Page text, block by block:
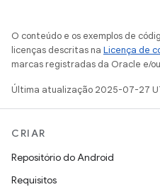
O conteúdo e os exemplos de
licenças descritas na Licença de
marcas registradas da Oracle e/
Última atualização 2025-07-27
CRIAR
Repositório do Android
Requisitos